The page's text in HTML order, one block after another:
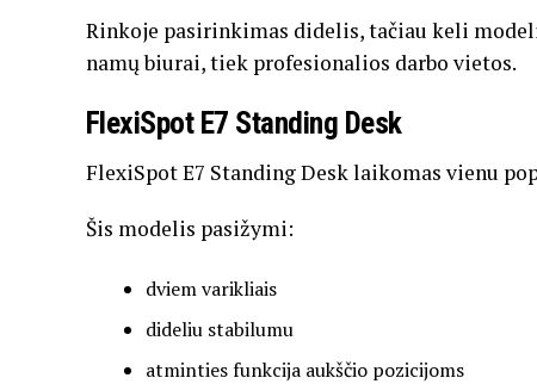
Rinkoje pasirinkimas didelis,tačiau keli
namųbiurai,tiek profesionalios darbo vietos.
FlexiSpot E7 Standing Desk
FlexiSpotE7 StandingDesklaikomas vienu
Šis modelis pasižymi:
dviemvarikliais
dideliu stabilumu
atmintiesfunkcija aukščio pozicijoms